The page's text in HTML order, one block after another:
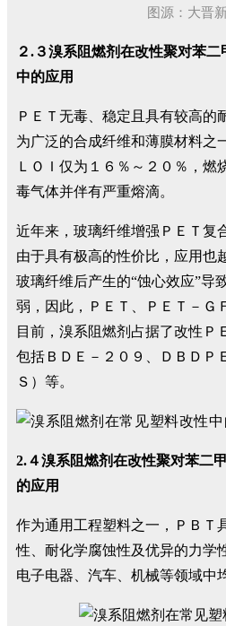
图源：大晋
２.３溴系阻燃剂在改性聚对苯二
中的应用
ＰＥＴ无毒、稳定且具有较高的
为广泛的合成纤维和薄膜材料之
ＬＯＩ仅为１６％～２０％，燃
毒气体并伴有严重熔滴。
近年来，玻璃纤维增强ＰＥＴ复
由于具有极高的性价比，应用也
玻璃纤维后产生的“蚀心效应”导
弱，因此，ＰＥＴ、ＰＥＴ－Ｇ
目前，溴系阻燃剂占据了改性Ｐ
包括ＢＤＥ－２０９、ＤＢＤＰ
Ｓ）等。
2.４溴系阻燃剂在改性聚对苯二
的应用
作为通用工程塑料之一，ＰＢＴ
性、耐化学腐蚀性及优异的力学
电子电器、汽车、机械等领域中